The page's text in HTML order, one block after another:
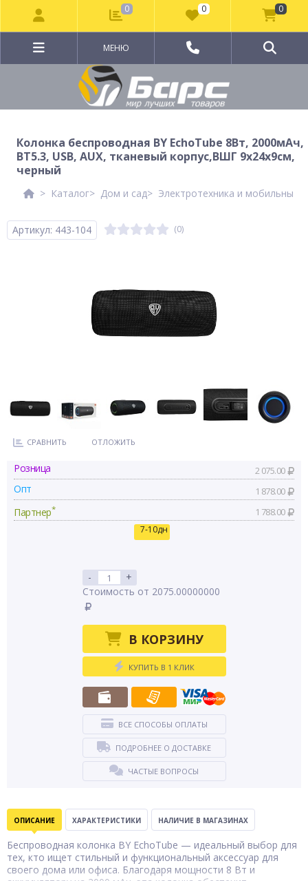
МЕНЮ
Колонка беспроводная BY EchoTube 8Вт, 2000мАч,
BT5.3, USB, AUX, тканевый корпус,ВШГ 9x24x9см,
черный
Каталог Дом и сад Электротехника и мобильные
Артикул: 443-104 (0)
СРАВНИТЬ ОТЛОЖИТЬ
Розница 2 075.00
Опт 1 878.00
Партнер* 1 788.00
7-10дн
-
+
Стоимость от 2075.00000000
В КОРЗИНУ
КУПИТЬ В 1 КЛИК
ВСЕ СПОСОБЫ ОПЛАТЫ
ПОДРОБНЕЕ О ДОСТАВКЕ
ЧАСТЫЕ ВОПРОСЫ
ОПИСАНИЕ ХАРАКТЕРИСТИКИ НАЛИЧИЕ В МАГАЗИНАХ
Беспроводная колонка BY EchoTube — идеальный выбор для
тех, кто ищет стильный и функциональный аксессуар для
своего дома или офиса. Благодаря мощности 8 Вт и
0 0 0